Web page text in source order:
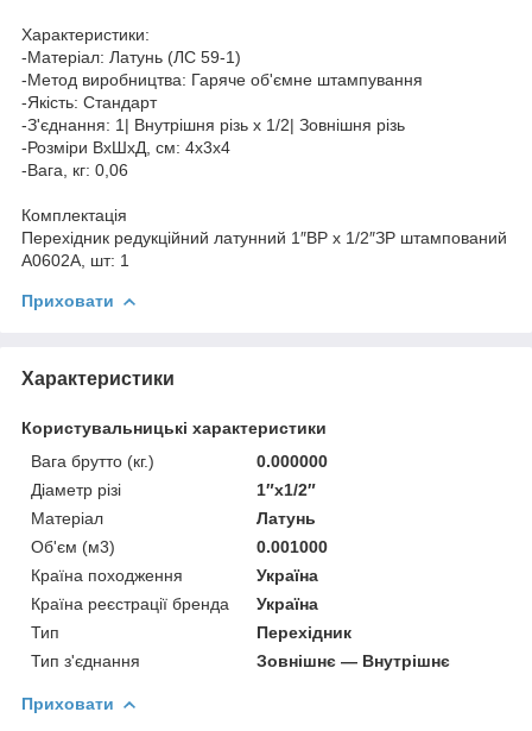
Характеристики:
-Матеріал: Латунь (ЛС 59-1)
-Метод виробництва: Гаряче об'ємне штампування
-Якість: Стандарт
-З'єднання: 1| Внутрішня різь х 1/2| Зовнішня різь
-Розміри ВхШхД, см: 4х3х4
-Вага, кг: 0,06
Комплектація
Перехідник редукційний латунний 1″ВР х 1/2″ЗР штампований
А0602А, шт: 1
Приховати
Характеристики
Користувальницькі характеристики
Вага брутто (кг.)
0.000000
Діаметр різі
1″x1/2″
Матеріал
Латунь
Об'єм (м3)
0.001000
Країна походження
Україна
Країна реєстрації бренда
Україна
Тип
Перехідник
Тип з'єднання
Зовнішнє — Внутрішнє
Приховати